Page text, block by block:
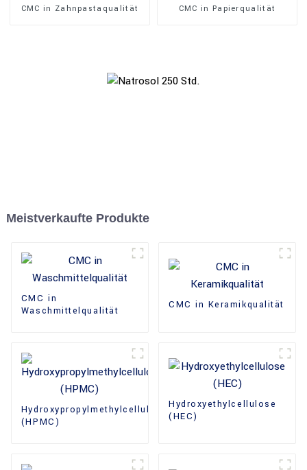
CMC in Zahnpastaqualität CMC in Papierqualität
Meistverkaufte Produkte
CMC in
Waschmittelqualität
CMC in Keramikqualität
Hydroxypropylmethylcellulose
(HPMC)
Hydroxyethylcellulose
(HEC)